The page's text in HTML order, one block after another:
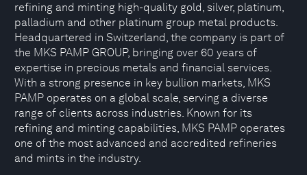
refining and minting high-quality gold, silver, platinum,
palladium and other platinum group metal products.
Headquartered in Switzerland, the company is part of
the MKS PAMP GROUP, bringing over 60 years of
expertise in precious metals and financial services.
With a strong presence in key bullion markets, MKS
PAMP operates on a global scale, serving a diverse
range of clients across industries. Known for its
refining and minting capabilities, MKS PAMP operates
one of the most advanced and accredited refineries
and mints in the industry.